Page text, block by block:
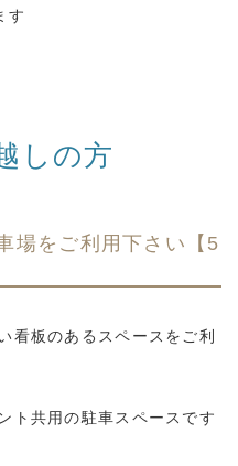
す
しの方
場をご利用下さい【5
看板のあるスペースをご利
ト共用の駐車スペースです